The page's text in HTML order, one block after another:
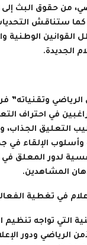
من حقوق البث إلى
ستناقش التحديات
القوانين الوطنية
الجديدة.
وتقنياته”
في احتراف
التعليق
الإلقاء في
لدور المعلق
المشاهدين.
في تغطية
التي تواجه تنظيم
الرياضي ودور